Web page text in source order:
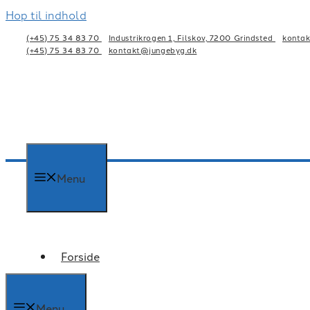
Hop til indhold
(+45) 75 34 83 70 Industrikrogen 1, Filskov, 7200 Grindsted
(+45) 75 34 83 70
kontakt@jungebyg.dk
Menu
Forside